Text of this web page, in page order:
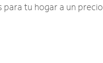
para tu hogar a un precio